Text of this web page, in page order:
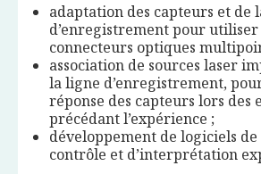
adaptation des capteurs et de
d’enregistrement pour utiliser
connecteurs optiques
association de sources laser
la ligne d’enregistrement,
réponse des capteurs lors des
précédant l’expérience ;
développement de logiciels
contrôle et d’interprétation